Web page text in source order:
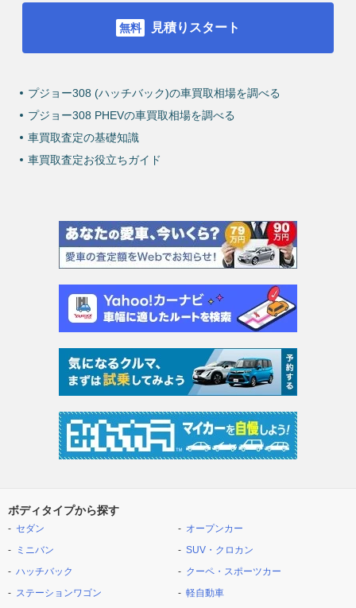
見積りスタート
プジョー308 (ハッチバック)の車買取相場を調べる
プジョー308 PHEVの車買取相場を調べる
車買取査定の基礎知識
車買取査定お役立ちガイド
ボディタイプから探す
セダン
ミニバン
ハッチバック
ステーションワゴン
オープンカー
SUV・クロカン
クーペ・スポーツカー
軽自動車